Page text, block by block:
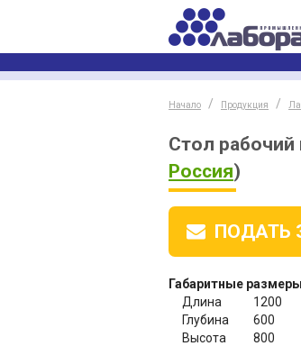
Начало Продукция
Стол
Россия)
ПОДАТЬ
Габаритные
Длина
1200
Глубина
600
Высота
800